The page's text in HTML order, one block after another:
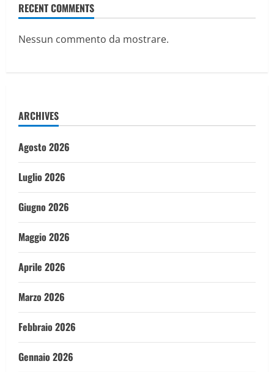
RECENT COMMENTS
Nessun commento da mostrare.
ARCHIVES
Agosto 2026
Luglio 2026
Giugno 2026
Maggio 2026
Aprile 2026
Marzo 2026
Febbraio 2026
Gennaio 2026